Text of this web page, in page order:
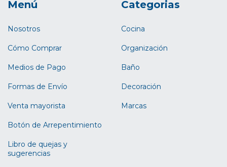
Menú
Nosotros
Cómo Comprar
Medios de Pago
Formas de Envío
Venta mayorista
Botón de Arrepentimiento
Libro de quejas y
sugerencias
Categorias
Cocina
Organización
Baño
Decoración
Marcas